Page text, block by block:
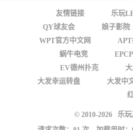
友情链接 乐玩
QY球友会
娘子影院
WPT官方中文网
APT
蜗牛电竞
EV德州扑克
大发幸运转盘
大发中
© 2010-2026 乐